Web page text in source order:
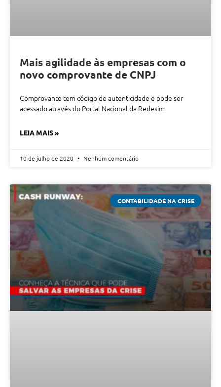
Mais agilidade às empresas com o
novo comprovante de CNPJ
Comprovante tem código de autenticidade e pode ser
acessado através do Portal Nacional da Redesim
LEIA MAIS »
10 de julho de 2020 Nenhum comentário
CONTABILIDADE NA CRISE